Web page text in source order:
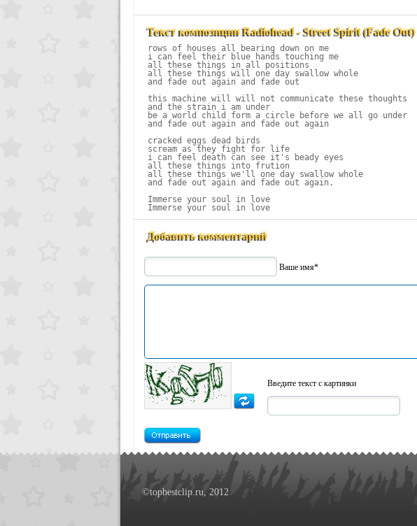
Текст композиции Radiohead - Street Spirit (Fade Out)
rows of houses all bearing down on me
i can feel their blue hands touching me
all these things in all positions
all these things will one day swallow whole
and fade out again and fade out
this machine will will not communicate these thoughts
and the strain i am under
be a world child form a circle before we all go under
and fade out again and fade out again
cracked eggs dead birds
scream as they fight for life
i can feel death can see it's beady eyes
all these things into frution
all these things we'll one day swallow whole
and fade out again and fade out again.
Immerse your soul in love
Immerse your soul in love
Добавить комментарий
Ваше имя*
Введите текст с картинки
©topbestclip.ru, 2012